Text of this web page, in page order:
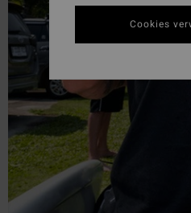
Cookies